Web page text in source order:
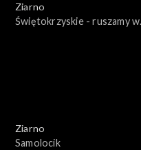
Ziarno
Świętokrzyskie - ruszamy w
Ziarno
Samolocik